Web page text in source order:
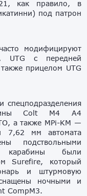
как правило, в
под патрон
модифицируют
UTG с передней
прицелом UTG
спецподразделения
Colt M4 A4
а также MPi-KM —
7,62 мм автомата
подствольными
карабины были
Surefire, который
и штурмовую
ночными и
CompM3.